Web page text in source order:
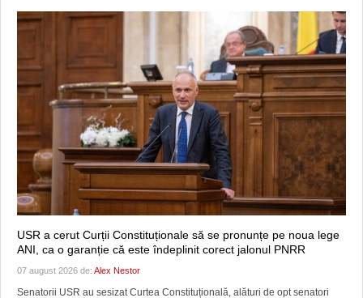
USR a cerut Curții Constituționale să se pronunțe pe noua lege
ANI, ca o garanție că este îndeplinit corect jalonul PNRR
07 august 2026 de: Alex Nestor
Senatorii USR au sesizat Curtea Constituțională, alături de opt senatori